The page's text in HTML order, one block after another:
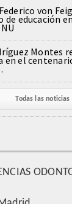
von
de educación
Montes
en el
Todas las noticias